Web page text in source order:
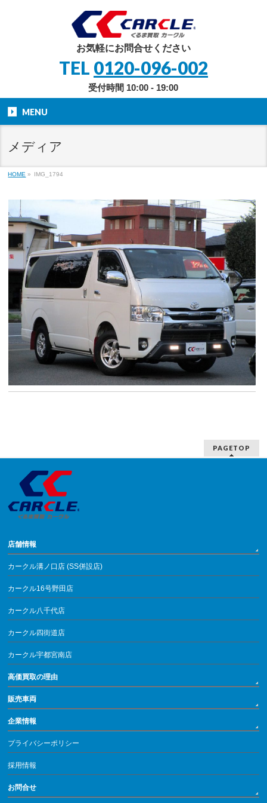
お気軽にお問合せください
TEL 0120-096-002
受付時間 10:00 - 19:00
MENU
メディア
HOME » IMG_1794
PAGETOP
店舗情報
カークル溝ノ口店 (SS併設店)
カークル16号野田店
カークル八千代店
カークル四街道店
カークル宇都宮南店
高価買取の理由
販売車両
企業情報
プライバシーポリシー
採用情報
お問合せ